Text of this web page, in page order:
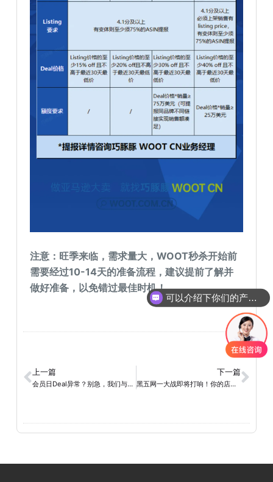
注意：旺季来临，需求量大，WOOT秒杀开始前
需要经过10-14天的准备流程，建议提前了解并
做好准备，以免错过最佳时机！
上一篇
会员日Deal异常？别急，我们与您同在！
下一篇
黑五网一大战即将打响！你的店铺准备好迎接流量高峰了吗？
可以介绍下你们的产品么